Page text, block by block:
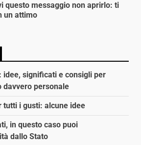
questo messaggio non aprirlo: ti
un attimo
idee, significati e consigli per
davvero personale
tutti i gusti: alcune idee
in questo caso puoi
dallo Stato